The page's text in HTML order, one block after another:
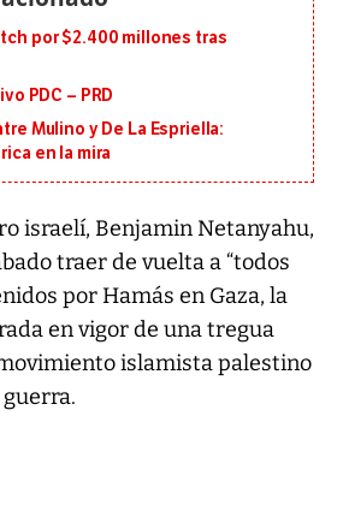
por $2.400 millones tras
PDC – PRD
Mulino y De La Espriella:
en la mira
israelí, Benjamin Netanyahu,
traer de vuelta a “todos
por Hamás en Gaza, la
en vigor de una tregua
islamista palestino